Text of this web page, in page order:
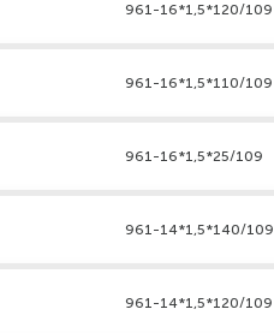
961-16*1,5*120/109
961-16*1,5*110/109
961-16*1,5*25/109
961-14*1,5*140/109
961-14*1,5*120/109